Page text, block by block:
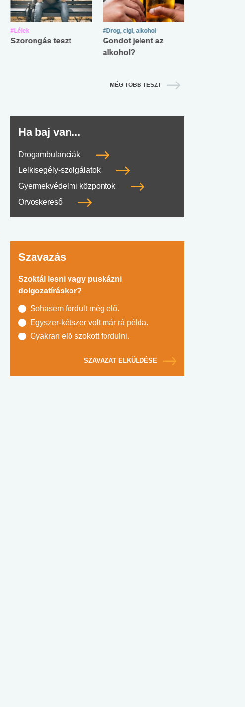
#Lélek
Szorongás teszt
#Drog, cigi, alkohol
Gondot jelent az
alkohol?
MÉG TÖBB TESZT
Ha baj van...
Drogambulanciák
Lelkisegély-szolgálatok
Gyermekvédelmi központok
Orvoskereső
Szavazás
Szoktál lesni vagy puskázni
dolgozatíráskor?
Sohasem fordult még elő.
Egyszer-kétszer volt már rá példa.
Gyakran elő szokott fordulni.
SZAVAZAT ELKÜLDÉSE